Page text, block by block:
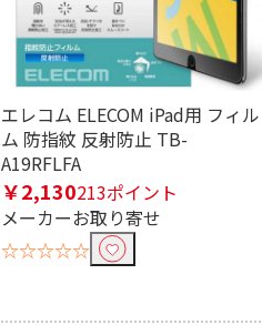
エレコム ELECOM iPad用 フィル
ム 防指紋 反射防止 TB-
A19RFLFA
￥2,130213ポイント
メーカーお取り寄せ
☆☆☆☆☆